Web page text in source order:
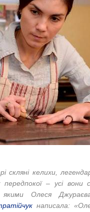
келихи,
– усі вони
Олеся
написала: